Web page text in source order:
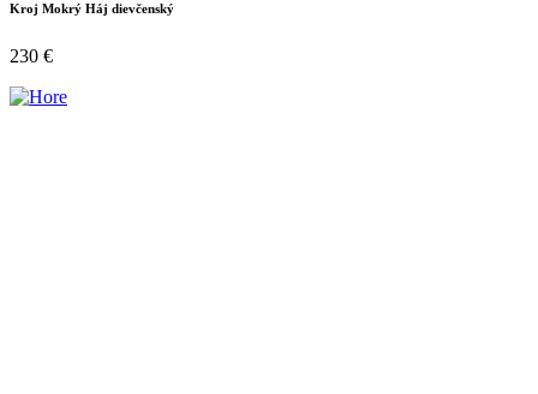
Kroj Mokrý Háj dievčenský
230 €